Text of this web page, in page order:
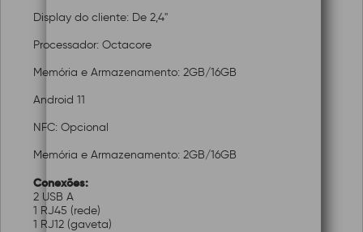
Display do cliente: De 2,4"
Processador: Octacore
Memória e Armazenamento: 2GB/16GB
Android 11
NFC: Opcional
Memória e Armazenamento: 2GB/16GB
Conexões:
2 USB A
1 RJ45 (rede)
1 RJ12 (gaveta)